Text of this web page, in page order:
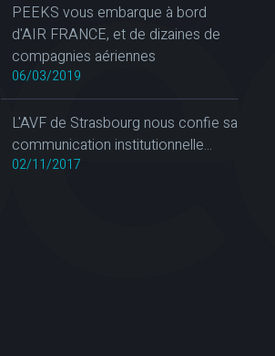
PEEKS vous embarque à bord
d'AIR FRANCE, et de dizaines de
compagnies aériennes
06/03/2019
L'AVF de Strasbourg nous confie sa
communication institutionnelle...
02/11/2017